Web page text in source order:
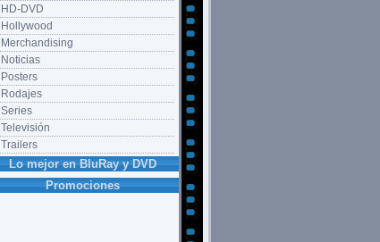
HD-DVD
Hollywood
Merchandising
Noticias
Posters
Rodajes
Series
Televisión
Trailers
Lo mejor en BluRay y DVD
Promociones